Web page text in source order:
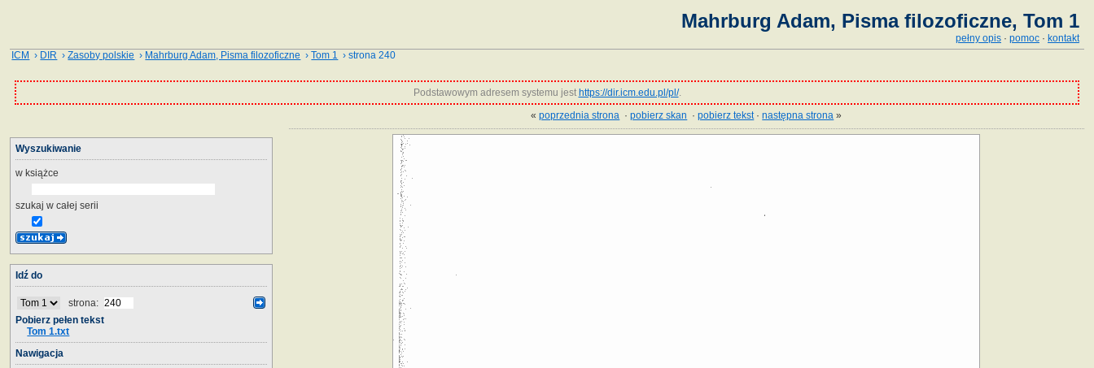
Mahrburg Adam, Pisma filozoficzne, Tom 1
pełny opis · pomoc · kontakt
ICM › DIR ›Zasoby polskie › Mahrburg Adam, Pisma filozoficzne ›Tom 1 › strona 240
Podstawowym adresem systemu jest https://dir.icm.edu.pl/pl/.
«poprzednia strona ·pobierz skan ·pobierz tekst·następna strona »
Wyszukiwanie
w książce
szukaj w całej serii
Idź do
strona:
Pobierz pełen tekst
Tom 1.txt
Nawigacja